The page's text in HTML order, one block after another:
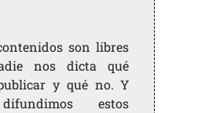
son libres
nos dicta qué
y qué no. Y
estos